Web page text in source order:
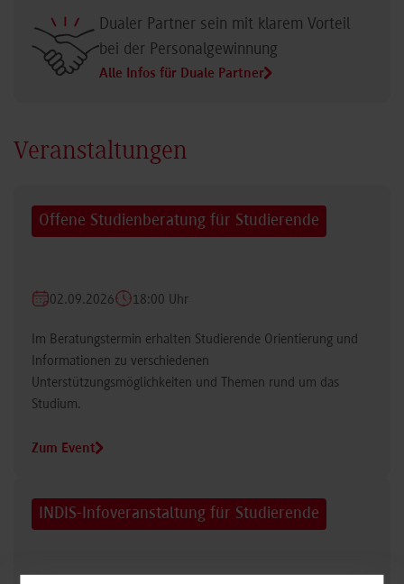
Dualer Partner sein mit klarem Vorteil
bei der Personalgewinnung
Alle Infos für Duale Partner
Veranstaltungen
Offene Studienberatung für Studierende
02.09.2026 18:00 Uhr
Im Beratungstermin erhalten Studierende Orientierung und
Informationen zu verschiedenen
Unterstützungsmöglichkeiten und Themen rund um das
Studium.
Zum Event
INDIS-Infoveranstaltung für Studierende